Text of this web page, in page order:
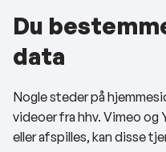
Om kommunen
Kontakt os
Telefon- og
Du
data
Nogle steder på
videoer fra hhv. Vimeo og
eller afspilles, kan disse